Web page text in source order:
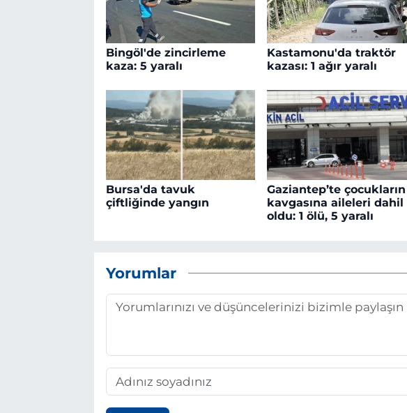
Bingöl'de zincirleme
kaza: 5 yaralı
Kastamonu'da traktör
kazası: 1 ağır yaralı
Bursa'da tavuk
çiftliğinde yangın
Gaziantep’te çocukların
kavgasına aileleri dahil
oldu: 1 ölü, 5 yaralı
Yorumlar